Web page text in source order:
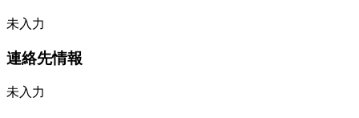
未入力
連絡先情報
未入力